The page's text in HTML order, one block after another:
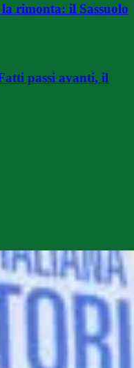
rimonta: il Sassuolo
passi avanti, il